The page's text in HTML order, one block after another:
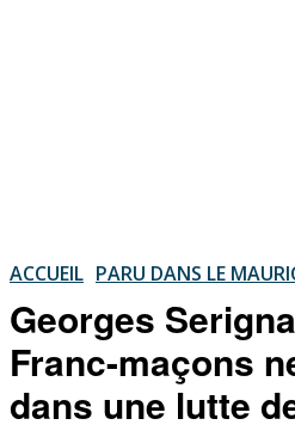
ACCUEIL PARU DANS LE
Georges
Franc-maçons
dans une lutte